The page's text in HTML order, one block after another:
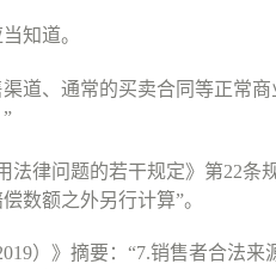
知道。
道、通常的买卖合同等正常
”
法律问题的若干规定》第22条
数额之外另行计算”。
）》摘要： “7.销售者合法来